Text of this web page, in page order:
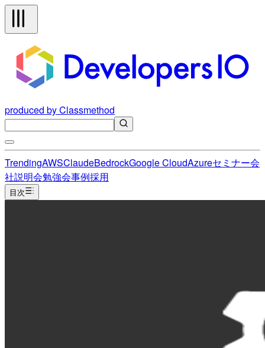
produced by Classmethod
TrendingAWSClaudeBedrockGoogle CloudAzureセミナー会
社説明会勉強会事例採用
目次